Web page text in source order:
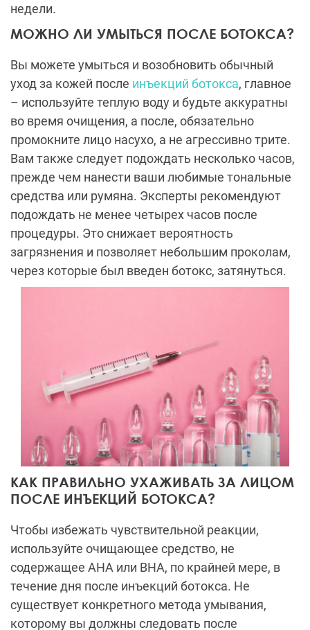
недели.
МОЖНО ЛИ УМЫТЬСЯ ПОСЛЕ БОТОКСА?
Вы можете умыться и возобновить обычный
уход за кожей после инъекций ботокса, главное
– используйте теплую воду и будьте аккуратны
во время очищения, а после, обязательно
промокните лицо насухо, а не агрессивно трите.
Вам также следует подождать несколько часов,
прежде чем нанести ваши любимые тональные
средства или румяна. Эксперты рекомендуют
подождать не менее четырех часов после
процедуры. Это снижает вероятность
загрязнения и позволяет небольшим проколам,
через которые был введен ботокс, затянуться.
КАК ПРАВИЛЬНО УХАЖИВАТЬ ЗА ЛИЦОМ
ПОСЛЕ ИНЪЕКЦИЙ БОТОКСА?
Чтобы избежать чувствительной реакции,
используйте очищающее средство, не
содержащее AHA или BHA, по крайней мере, в
течение дня после инъекций ботокса. Не
существует конкретного метода умывания,
которому вы должны следовать после